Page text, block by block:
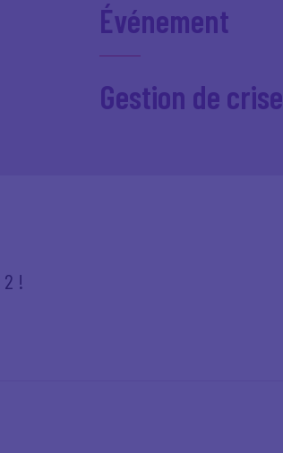
Événement
Gestion de crise
!